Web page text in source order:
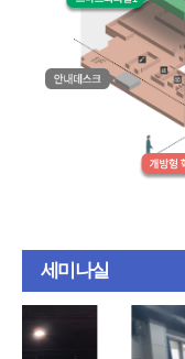
세미나실